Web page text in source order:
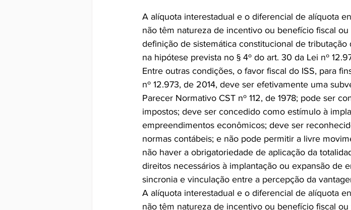
A alíquota interestadual e o diferencial de alíquota
não têm natureza de incentivo ou benefício fiscal
definição de sistemática constitucional de
na hipótese prevista no § 4º do art. 30 da Lei nº
Entre outras condições, o favor fiscal do ISS, para
nº 12.973, de 2014, deve ser efetivamente uma
Parecer Normativo CST nº 112, de 1978; pode ser
impostos; deve ser concedido como estímulo à
empreendimentos econômicos; deve ser
normas contábeis; e não pode permitir a livre
não haver a obrigatoriedade de aplicação da
direitos necessários à implantação ou expansão de
sincronia e vinculação entre a percepção da
A alíquota interestadual e o diferencial de alíquota
não têm natureza de incentivo ou benefício fiscal